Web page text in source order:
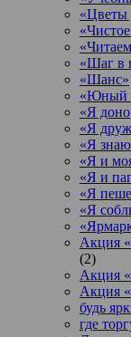
«Цветы
«Шаг в
«Шанс»
«Юный
«Я
«Я
«Я
«Я и
«Я и
«Я
«Я
Акция
(2)
Акция
Акция
будь
где